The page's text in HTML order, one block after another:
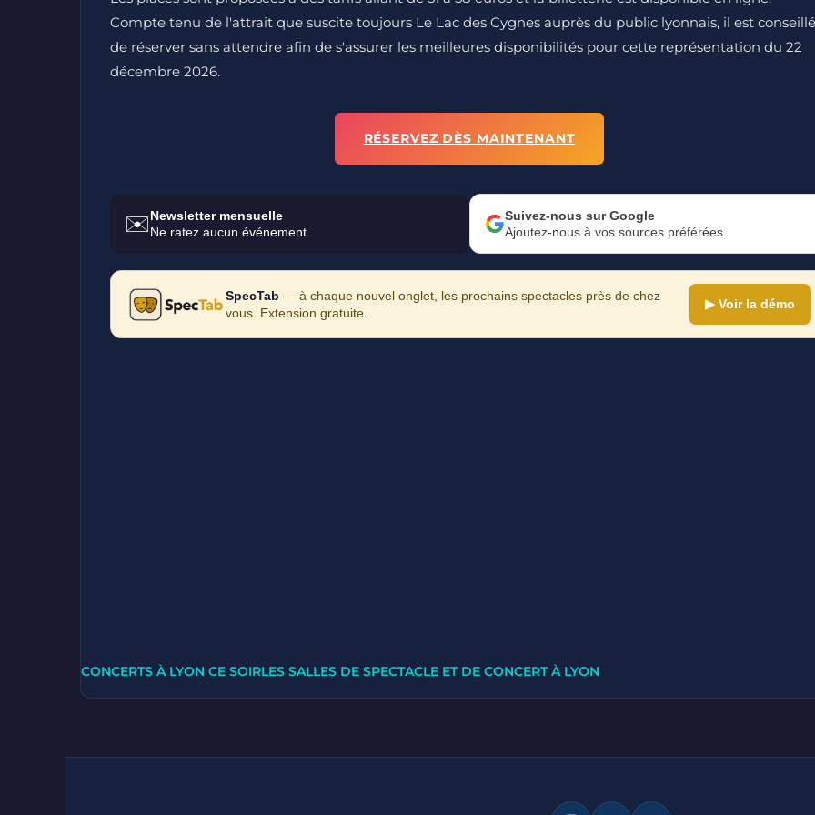
Compte tenu de l'attrait que suscite toujours Le Lac des Cygnes auprès du public lyonnais, il est conseillé
de réserver sans attendre afin de s'assurer les meilleures disponibilités pour cette représentation du 22
décembre 2026.
RÉSERVEZ DÈS MAINTENANT
✉️Newsletter mensuelle
Ne ratez aucun événement
Suivez-nous sur Google
Ajoutez-nous à vos sources préférées
SpecTab — à chaque nouvel onglet, les prochains spectacles près de chez
vous. Extension gratuite.
▶ Voir la démo
CONCERTS À LYON CE SOIRLES SALLES DE SPECTACLE ET DE CONCERT À LYON